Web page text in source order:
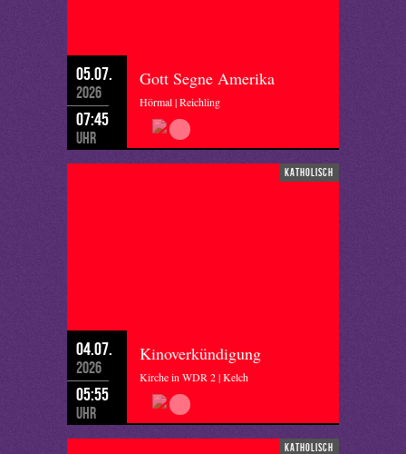
05.07.
2026
07:45
Uhr
Gott Segne Amerika
Hörmal | Reichling
katholisch
04.07.
2026
05:55
Uhr
Kinoverkündigung
Kirche in WDR 2 | Kelch
katholisch